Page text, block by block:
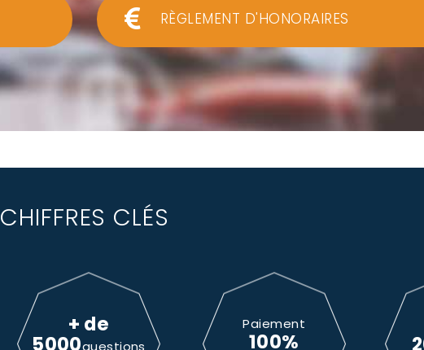
RÈGLEMENT D'HONORAIRES
CHIFFRES CLÉS
+ de
5000questions
Paiement
100%